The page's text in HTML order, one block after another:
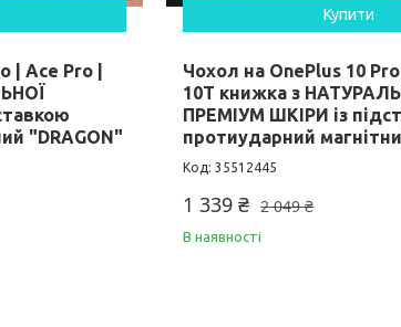
| Ace Pro |
"DRAGON"
Купити
Чохол на OnePlus 10 Pro
10T книжка з
ПРЕМІУМ ШКІРИ із
протиударний
35512445
2 049 ₴
1 339 ₴
В наявності